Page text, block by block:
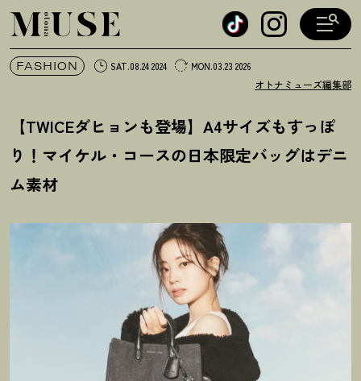
オトナミューズ ウェブ
FASHION SAT.08.24 2024 MON.03.23 2026
オトナミューズ編集部
【TWICEダヒョンも登場】A4サイズもすっぽ
り ！ マイケル・コースの日本限定バッグはデニ
ム素材